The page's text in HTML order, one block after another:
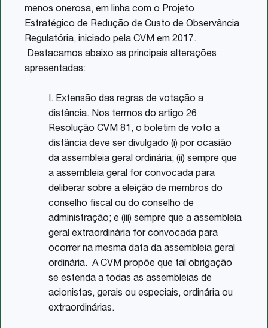
menos onerosa, em linha com o Projeto
Estratégico de Redução de Custo de Observância
Regulatória, iniciado pela CVM em 2017.
Destacamos abaixo as principais alterações
apresentadas:
I. Extensão das regras de votação a
distância. Nos termos do artigo 26
Resolução CVM 81, o boletim de voto a
distância deve ser divulgado (i) por ocasião
da assembleia geral ordinária; (ii) sempre que
a assembleia geral for convocada para
deliberar sobre a eleição de membros do
conselho fiscal ou do conselho de
administração; e (iii) sempre que a assembleia
geral extraordinária for convocada para
ocorrer na mesma data da assembleia geral
ordinária. A CVM propõe que tal obrigação
se estenda a todas as assembleias de
acionistas, gerais ou especiais, ordinária ou
extraordinárias.